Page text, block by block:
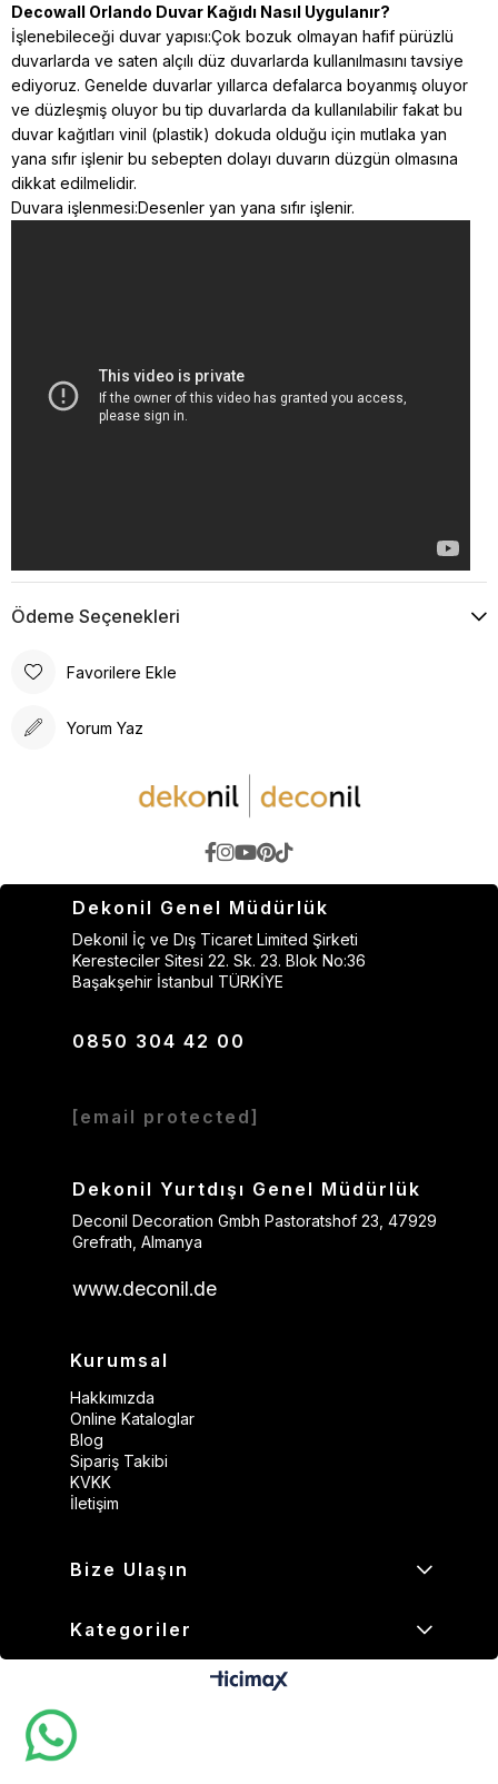
Decowall Orlando Duvar Kağıdı Nasıl Uygulanır?
İşlenebileceği duvar yapısı:Çok bozuk olmayan hafif pürüzlü
duvarlarda ve saten alçılı düz duvarlarda kullanılmasını tavsiye
ediyoruz. Genelde duvarlar yıllarca defalarca boyanmış oluyor
ve düzleşmiş oluyor bu tip duvarlarda da kullanılabilir fakat bu
duvar kağıtları vinil (plastik) dokuda olduğu için mutlaka yan
yana sıfır işlenir bu sebepten dolayı duvarın düzgün olmasına
dikkat edilmelidir.
Duvara işlenmesi:Desenler yan yana sıfır işlenir.
Ödeme Seçenekleri
Favorilere Ekle
Yorum Yaz
Dekonil Genel Müdürlük
Dekonil İç ve Dış Ticaret Limited Şirketi
Keresteciler Sitesi 22. Sk. 23. Blok No:36
Başakşehir İstanbul TÜRKİYE
0850 304 42 00
[email protected]
Dekonil Yurtdışı Genel Müdürlük
Deconil Decoration Gmbh Pastoratshof 23, 47929
Grefrath, Almanya
www.deconil.de
Kurumsal
Hakkımızda
Online Kataloglar
Blog
Sipariş Takibi
KVKK
İletişim
Bize Ulaşın
Kategoriler